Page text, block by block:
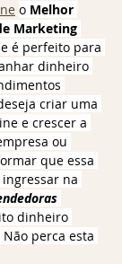
o Melhor
Marketing
é perfeito para
dinheiro
criar uma
e crescer a
ou
que essa
na
dinheiro
perca esta